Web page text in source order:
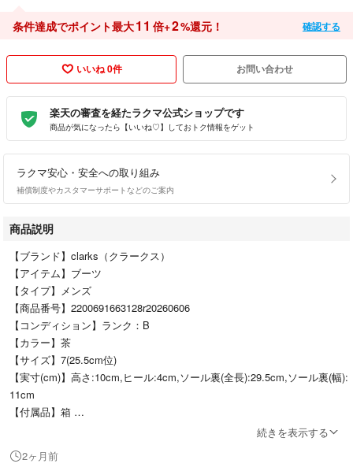
条件達成でポイント最大11 倍+2%還元！ 確認する
いいね 0件 お問い合わせ
楽天の審査を経たラクマ公式ショップです
商品が気になったら【いいね♡】しておトク情報をゲット
ラクマ安心・安全への取り組み
補償制度やカスタマーサポートなどのご案内
商品説明
【ブランド】clarks（クラークス）
【アイテム】ブーツ
【タイプ】メンズ
【商品番号】2200691663128r20260606
【コンディション】ランク：B
【カラー】茶
【サイズ】7(25.5cm位)
【実寸(cm)】高さ:10cm,ヒール:4cm,ソール裏(全長):29.5cm,ソール裏(幅):
11cm
【付属品】箱
シーズン：秋冬
続きを表示する
2ヶ月前